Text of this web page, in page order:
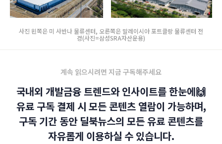
사진 왼쪽은 미 사반나 물류센터, 오른쪽은 말레이시아 포트클랑 물류센터 전
경(사진=삼성SRA자산운용)
계속 읽으시려면 지금 구독해주세요
국내외 개발금융 트렌드와 인사이트를 한눈에🙌
유료 구독 결제 시 모든 콘텐츠 열람이 가능하며,
구독 기간 동안 딜북뉴스의 모든 유료 콘텐츠를
자유롭게 이용하실 수 있습니다.